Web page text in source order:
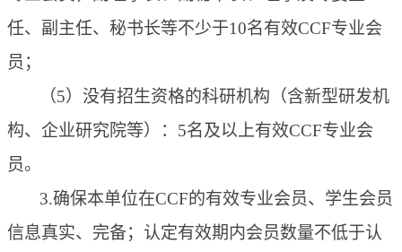
任、副主任、秘书长等不少于10名有效CCF专业会
员；
（5） 没有招生资格的科研机构（含新型研发机
构、企业研究院等）： 5名及以上有效CCF专业会
员。
3.确保本单位在CCF的有效专业会员、学生会员
信息真实、完备；认定有效期内会员数量不低于认